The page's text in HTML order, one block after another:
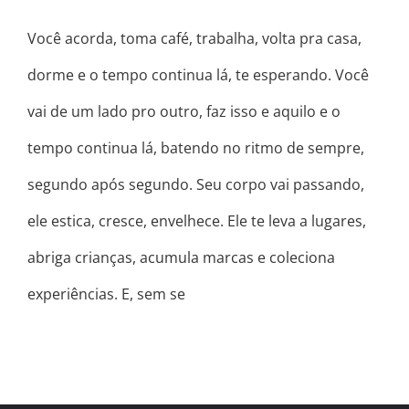
Você acorda, toma café, trabalha, volta pra casa,
dorme e o tempo continua lá, te esperando. Você
vai de um lado pro outro, faz isso e aquilo e o
tempo continua lá, batendo no ritmo de sempre,
segundo após segundo. Seu corpo vai passando,
ele estica, cresce, envelhece. Ele te leva a lugares,
abriga crianças, acumula marcas e coleciona
experiências. E, sem se